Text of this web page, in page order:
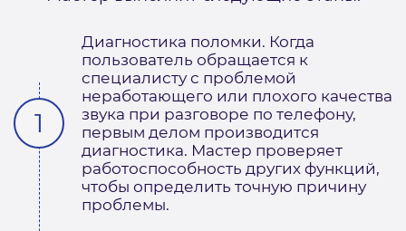
Диагностика поломки. Когда
пользователь обращается к
специалисту с проблемой
неработающего или плохого качества
звука при разговоре по телефону,
первым делом производится
диагностика. Мастер проверяет
работоспособность других функций,
чтобы определить точную причину
проблемы.